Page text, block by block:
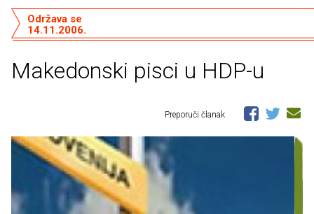
Makedonski pisci u HDP-u
Održava se
14.11.2006.
Preporuči članak